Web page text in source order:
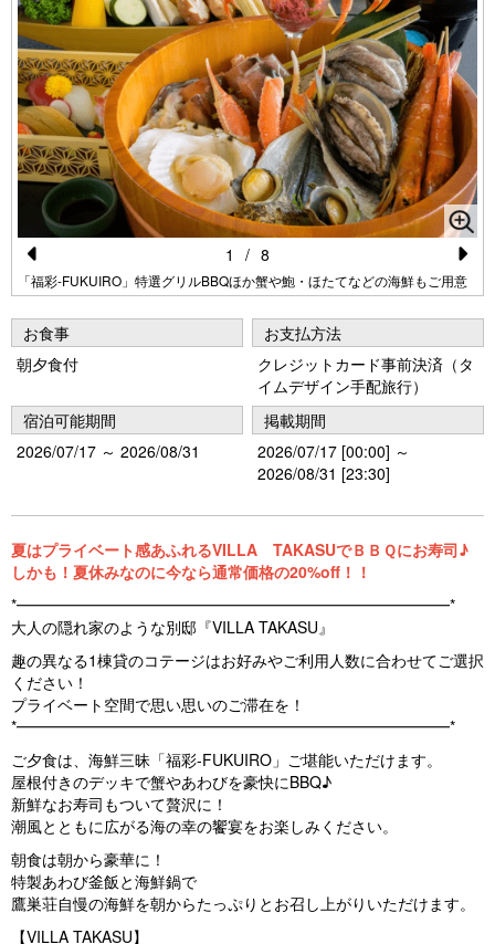
Pr
e
vi
o
u
s
「福彩-FUKUIRO」特選グリルBBQほか蟹や鮑・ほたてなどの海鮮もご用意
N
e
xt
1 / 8
お食事
朝夕食付
お支払方法
クレジットカード事前決済（タ
イムデザイン手配旅行）
宿泊可能期間
2026/07/17 ～ 2026/08/31
掲載期間
2026/07/17 [00:00] ～
2026/08/31 [23:30]
夏はプライベート感あふれるVILLA TAKASUでＢＢＱにお寿司♪
しかも！夏休みなのに今なら通常価格の20%off！！
*━━━━━━━━━━━━━━━━━━━━━━━━━━━━*
大人の隠れ家のような別邸『VILLA TAKASU』
趣の異なる1棟貸のコテージはお好みやご利用人数に合わせてご選択
ください！
プライベート空間で思い思いのご滞在を！
*━━━━━━━━━━━━━━━━━━━━━━━━━━━━*
ご夕食は、海鮮三昧「福彩-FUKUIRO」ご堪能いただけます。
屋根付きのデッキで蟹やあわびを豪快にBBQ♪
新鮮なお寿司もついて贅沢に！
潮風とともに広がる海の幸の饗宴をお楽しみください。
朝食は朝から豪華に！
特製あわび釜飯と海鮮鍋で
鷹巣荘自慢の海鮮を朝からたっぷりとお召し上がりいただけます。
【VILLA TAKASU】